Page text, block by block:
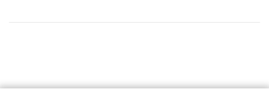
อย่างทันท่วงทีในยามวิกฤตประเภทที่ ๓ โรงพยาบาลชุมชนและ